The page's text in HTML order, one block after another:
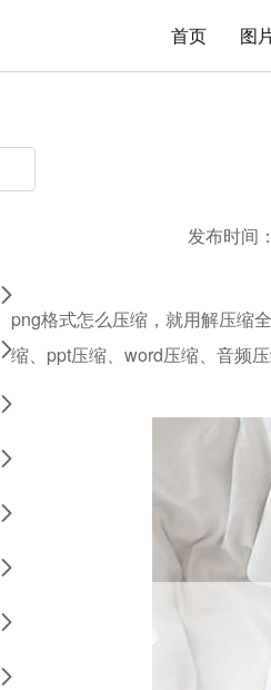
首页 图
发布时间
png格式怎么压缩，就用解压缩
缩、ppt压缩、word压缩、音频